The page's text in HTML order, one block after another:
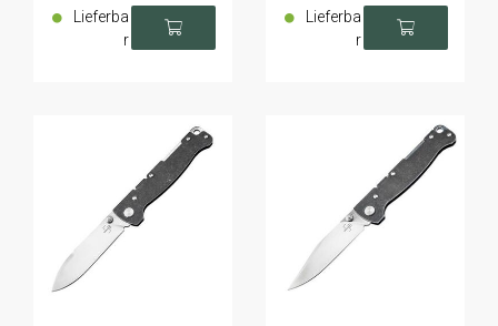
Lieferba
r
Lieferba
r